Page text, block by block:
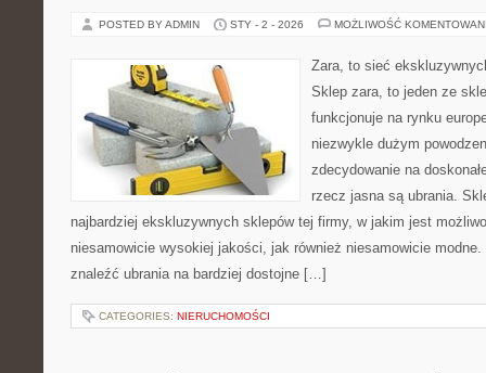
POSTED BY ADMIN STY - 2 - 2026 MOŻLIWOŚĆ
Zara, to sieć
Sklep zara, to jeden ze
funkcjonuje na rynku
niezwykle dużym
zdecydowanie na
rzecz jasna są ubrania.
najbardziej ekskluzywnych sklepów tej firmy, w jakim jest
niesamowicie wysokiej jakości, jak również niesamowicie
znaleźć ubrania na bardziej dostojne […]
CATEGORIES: NIERUCHOMOŚCI